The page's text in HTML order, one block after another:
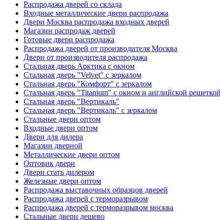
Распродажа дверей со склада
Входные металлические двери распродажа
Двери Москва распродажа входных дверей
Магазин распродаж дверей
Готовые двери распродажа
Распродажа дверей от производителя Москва
Двери от производителя распродажа
Стальная дверь Арктика с окном
Стальная дверь "Velvet" с зеркалом
Стальная дверь "Комфорт" с зеркалом
Стальная дверь "Titanium" с окном и английской
Стальная дверь "Вертикаль"
Стальная дверь "Вертикаль" с зеркалом
Стальные двери оптом
Входные двери оптом
Двери для дилера
Магазин дверной
Металлические двери оптом
Оптовик двери
Двери стать дилером
Железные двери оптом
Распродажа выставочных образцов дверей
Распродажа дверей с терморазрывом
Распродажа дверей с терморазрывом москва
Стальные двери дешево